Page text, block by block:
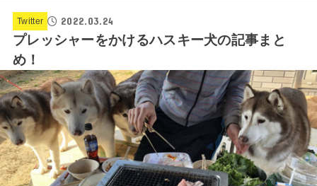
Twitter 2022.03.24
プレッシャーをかけるハスキー犬の記事まと
め！